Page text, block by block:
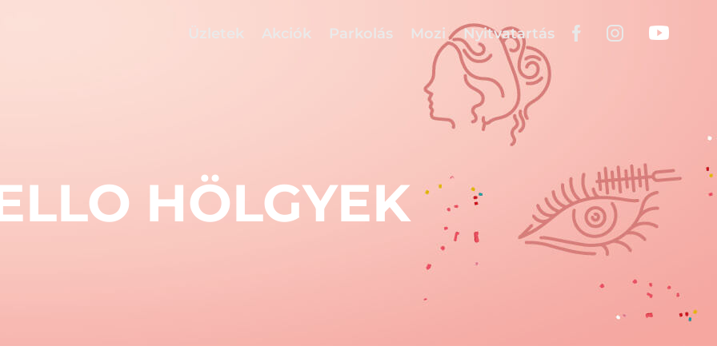
Üzletek Akciók Parkolás Mozi Nyitvatartás
HÖLGYEK